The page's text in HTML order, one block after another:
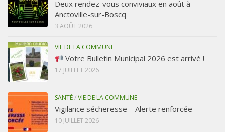
Deux rendez-vous conviviaux en août à
Anctoville-sur-Boscq
3 AOÛT 2026
VIE DE LA COMMUNE
Votre Bulletin Municipal 2026 est arrivé !
17 JUILLET 2026
SANTÉ/VIE DE LA COMMUNE
Vigilance sécheresse – Alerte renforcée
10 JUILLET 2026